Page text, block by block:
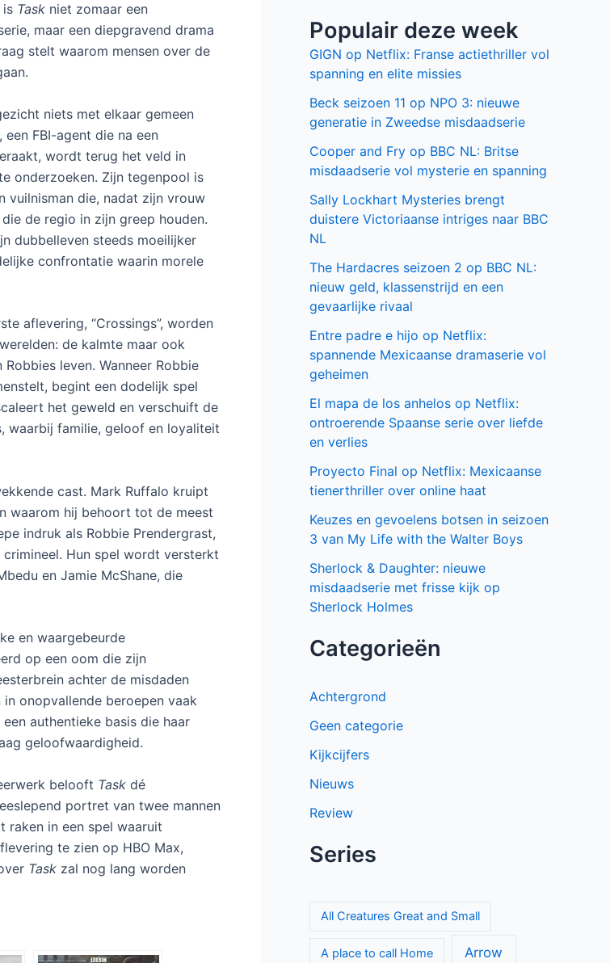
is Taskniet zomaar een
maar een diepgravend drama
stelt waarom mensen over de
niets met elkaar gemeen
FBI-agent die na een
wordt terug het veld in
onderzoeken. Zijn tegenpool is
vuilnisman die, nadat zijn vrouw
de regio in zijn greep houden.
dubbelleven steeds moeilijker
confrontatie waarin morele
aflevering, “Crossings”, worden
de kalmte maar ook
leven. Wanneer Robbie
begint een dodelijk spel
het geweld en verschuift de
waarbij familie, geloof en loyaliteit
cast. Mark Ruffalo kruipt
waarom hij behoort tot de meest
indruk als Robbie Prendergrast,
Hun spel wordt versterkt
en Jamie McShane, die
en waargebeurde
op een oom die zijn
achter de misdaden
onopvallende beroepen vaak
authentieke basis die haar
geloofwaardigheid.
belooft Task dé
portret van twee mannen
raken in een spel waaruit
te zien op HBO Max,
Task zal nog lang worden
Populair deze week
GIGN op Netflix: Franse actiethriller vol
spanning en elite missies
Beck seizoen 11 op NPO 3: nieuwe
generatie in Zweedse misdaadserie
Cooper and Fry op BBC NL: Britse
misdaadserie vol mysterie en spanning
Sally Lockhart Mysteries brengt
duistere Victoriaanse intriges naar BBC
NL
The Hardacres seizoen 2 op BBC NL:
nieuw geld, klassenstrijd en een
gevaarlijke rivaal
Entre padre e hijo op Netflix:
spannende Mexicaanse dramaserie vol
geheimen
El mapa de los anhelos op Netflix:
ontroerende Spaanse serie over liefde
en verlies
Proyecto Final op Netflix: Mexicaanse
tienerthriller over online haat
Keuzes en gevoelens botsen in seizoen
3 van My Life with the Walter Boys
Sherlock & Daughter: nieuwe
misdaadserie met frisse kijk op
Sherlock Holmes
Categorieën
Achtergrond
Geen categorie
Kijkcijfers
Nieuws
Review
Series
All Creatures Great and Small
A place to call Home Arrow